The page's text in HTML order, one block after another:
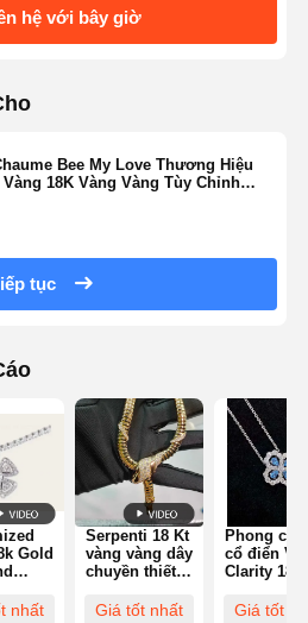
hệ với bây giờ
Bee My Love Thương Hiệu
18K Vàng Vàng Tùy Chỉnh
tục
Gold
18k
nhất
Serpenti 18 Kt
vàng vàng dây
chuyền thiết
Pavé kim
Giá tốt nhất
Phong
cổ điển
Clarity 18k
sức với
Giá tốt